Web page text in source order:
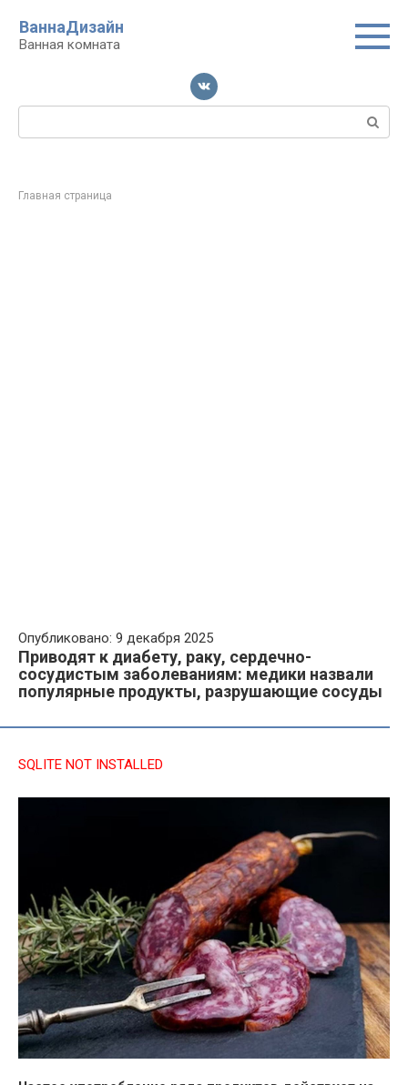
контенту
ВаннаДизайн
Ванная комната
Поиск:
Главная страница
Опубликовано: 9 декабря 2025
Приводят к диабету, раку, сердечно-
сосудистым заболеваниям: медики назвали
популярные продукты, разрушающие сосуды
SQLITE NOT INSTALLED